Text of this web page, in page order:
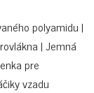
polyamidu |
| Jemná
pre
vzadu